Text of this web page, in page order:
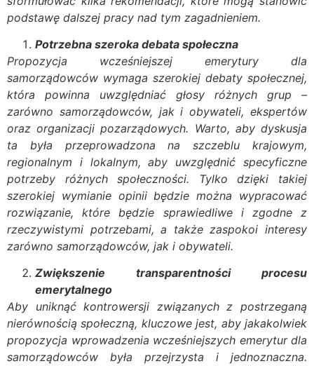
podstawę dalszej pracy nad tym zagadnieniem.
Potrzebna szeroka debata społeczna
Propozycja wcześniejszej emerytury dla
samorządowców wymaga szerokiej debaty społecznej,
która powinna uwzględniać głosy różnych grup –
zarówno samorządowców, jak i obywateli, ekspertów
oraz organizacji pozarządowych. Warto, aby dyskusja
ta była przeprowadzona na szczeblu krajowym,
regionalnym i lokalnym, aby uwzględnić specyficzne
potrzeby różnych społeczności. Tylko dzięki takiej
szerokiej wymianie opinii będzie można wypracować
rozwiązanie, które będzie sprawiedliwe i zgodne z
rzeczywistymi potrzebami, a także zaspokoi interesy
zarówno samorządowców, jak i obywateli.
Zwiększenie transparentności procesu
emerytalnego
Aby uniknąć kontrowersji związanych z postrzeganą
nierównością społeczną, kluczowe jest, aby jakakolwiek
propozycja wprowadzenia wcześniejszych emerytur dla
samorządowców była przejrzysta i jednoznaczna.